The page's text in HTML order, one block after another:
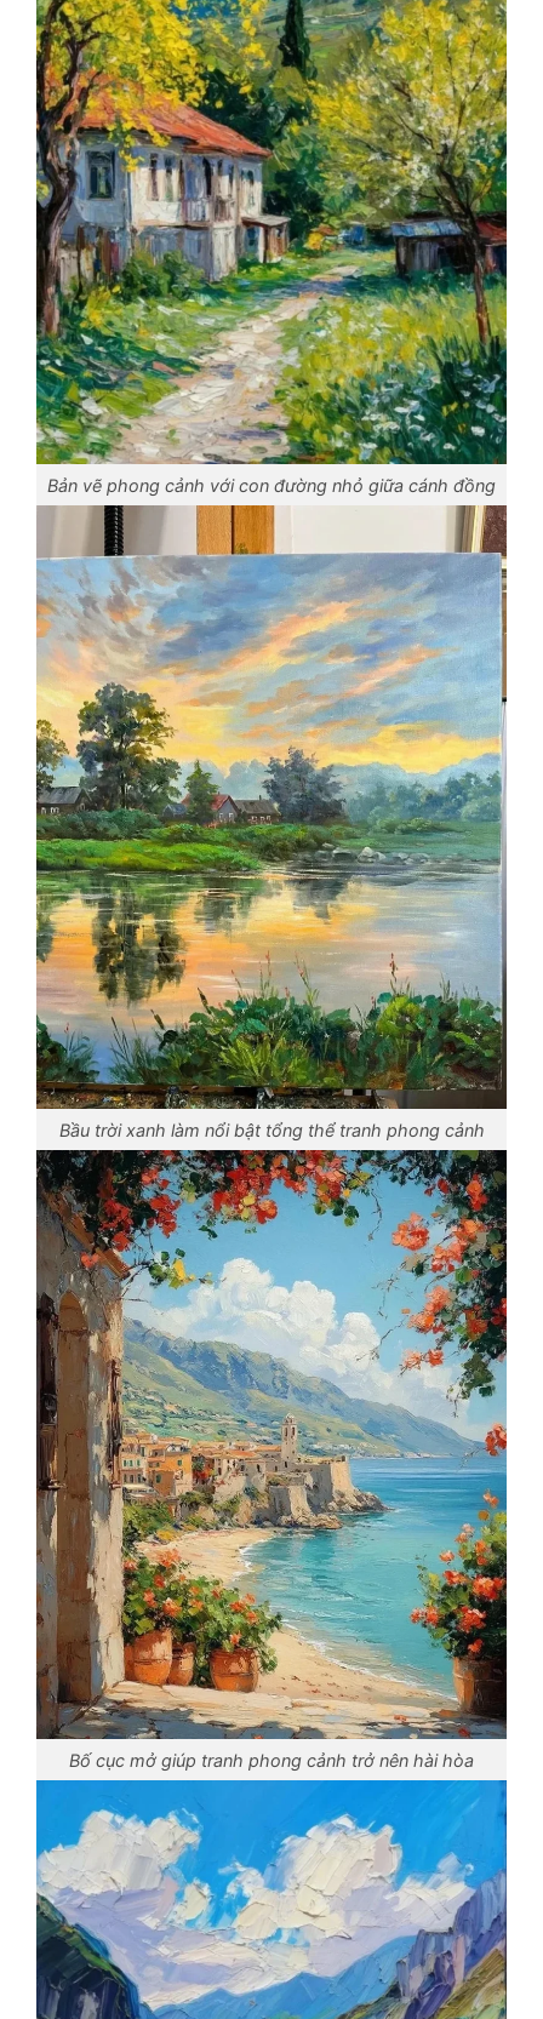
Bản vẽ phong cảnh với con đường nhỏ giữa cánh đồng
Bầu trời xanh làm nổi bật tổng thể tranh phong cảnh
Bố cục mở giúp tranh phong cảnh trở nên hài hòa